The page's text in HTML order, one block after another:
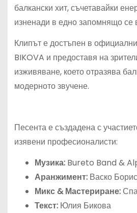
балкански хит, съчетавайки
изненади в едно запомнящо се
Клипът е достъпен в
BIKOVA и предоставя на
изживяване, което отразява
модерното звучене.
Песента е създадена с
изявени професионалисти:
Музика:Bureto Band &
Аранжимент:Васко
Микс & Мастериране:
Текст:Юлия Бикова